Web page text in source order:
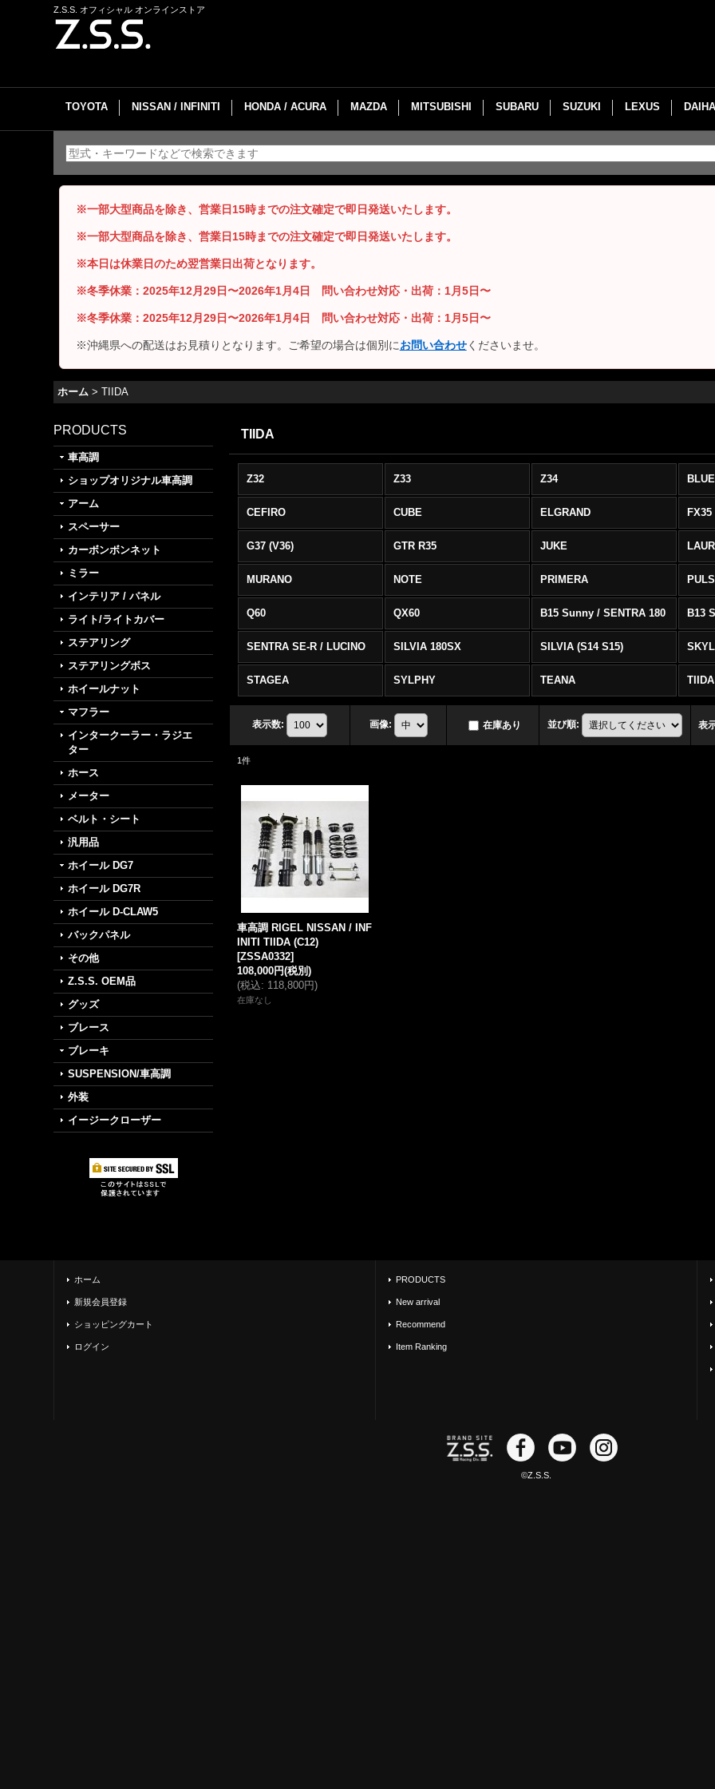
Z.S.S. オフィシャル オンラインストア
TOYOTA NISSAN / INFINITI HONDA / ACURA MAZDA MITSUBISHI SUBARU SUZUKI LEXUS
※一部大型商品を除き、営業日15時までの注文確定で即日発送いたします。
※一部大型商品を除き、営業日15時までの注文確定で即日発送いたします。
※本日は休業日のため翌営業日出荷となります。
※冬季休業：2025年12月29日〜2026年1月4日 問い合わせ対応・出荷：1月5日〜
※冬季休業：2025年12月29日〜2026年1月4日 問い合わせ対応・出荷：1月5日〜
※沖縄県への配送はお見積りとなります。ご希望の場合は個別にお問い合わせくださいませ。
ホーム > TIIDA
PRODUCTS
車高調
ショップオリジナル車高調
アーム
スペーサー
カーボンボンネット
ミラー
インテリア / パネル
ライト/ライトカバー
ステアリング
ステアリングボス
ホイールナット
マフラー
インタークーラー・ラジエ
ター
ホース
メーター
ベルト・シート
汎用品
ホイール DG7
ホイール DG7R
ホイール D-CLAW5
バックパネル
その他
Z.S.S. OEM品
グッズ
ブレース
ブレーキ
SUSPENSION/車高調
外装
イージークローザー
TIIDA
Z32 Z33 Z34
CEFIRO CUBE ELGRAND FX35
G37 (V36) GTR R35 JUKE
MURANO NOTE PRIMERA
Q60 QX60 B15 Sunny / SENTRA 180
SENTRA SE-R / LUCINO SILVIA 180SX SILVIA (S14 S15)
STAGEA SYLPHY TEANA TIIDA
表示数: 画像: 在庫あり 並び順: 表
1件
車高調 RIGEL NISSAN / INF
INITI TIIDA (C12)
[ZSSA0332]
108,000円(税別)
(税込: 118,800円)
在庫なし
ホーム
新規会員登録
ショッピングカート
ログイン
PRODUCTS
New arrival
Recommend
Item Ranking
©Z.S.S.